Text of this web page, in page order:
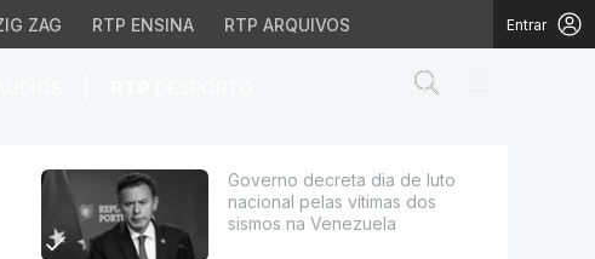
ZAG RTP ENSINA RTP ARQUIVOS Entrar
vítimas dos sismos
Governo decreta dia de luto
nacional pelas vítimas dos
sismos na Venezuela